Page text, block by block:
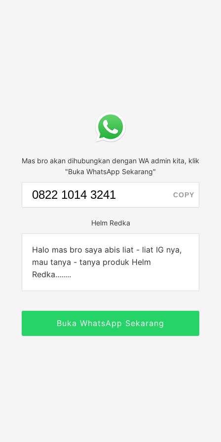
Mas bro akan dihubungkan dengan WA admin kita, klik
"Buka WhatsApp Sekarang"
COPY
Helm Redka
Halo mas bro saya abis liat - liat IG nya,
mau tanya - tanya produk Helm
Redka........
Buka WhatsApp Sekarang